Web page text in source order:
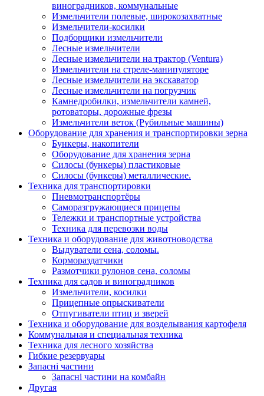
виноградников, коммунальные
Измельчители полевые, широкозахватные
Измельчители-косилки
Подборщики измельчители
Лесные измельчители
Лесные измельчители на трактор (Ventura)
Измельчители на стреле-манипуляторе
Лесные измельчители на экскаватор
Лесные измельчители на погрузчик
Камнедробилки, измельчители камней,
ротоваторы, дорожные фрезы
Измельчители веток (Рубильные машины)
Оборудование для хранения и транспортировки зерна
Бункеры, накопители
Оборудование для хранения зерна
Силосы (бункеры) пластиковые
Силосы (бункеры) металлические.
Техника для транспортировки
Пневмотранспортёры
Саморазгружающиеся прицепы
Тележки и транспортные устройства
Техника для перевозки воды
Техника и оборудование для животноводства
Выдуватели сена, соломы.
Кормораздатчики
Размотчики рулонов сена, соломы
Техника для садов и виноградников
Измельчители, косилки
Прицепные опрыскиватели
Отпугиватели птиц и зверей
Техника и оборудование для возделывания картофеля
Коммунальная и специальная техника
Техника для лесного хозяйства
Гибкие резервуары
Запасні частини
Запасні частини на комбайн
Другая